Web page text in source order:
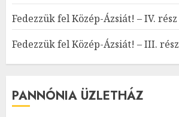
Fedezzük fel Közép-Ázsiát! – IV. rész
Fedezzük fel Közép-Ázsiát! – III. rész
PANNÓNIA ÜZLETHÁZ